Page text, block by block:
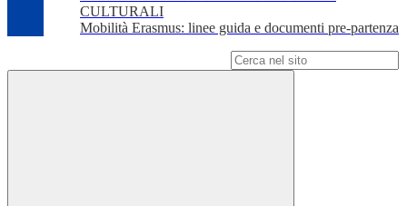
CULTURALI
Mobilità Erasmus: linee guida e documenti pre-partenza